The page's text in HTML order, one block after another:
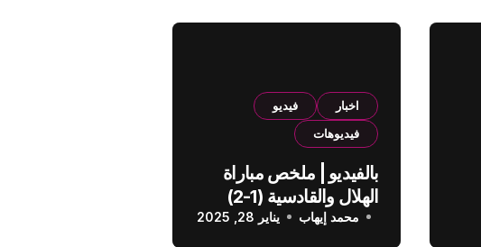
اخبار
فيديو
فيديوهات
بالفيديو | ملخص مباراة
الهلال والقادسية (1-2)
الدوري السعودي
محمد إيهاب يناير 28, 2025